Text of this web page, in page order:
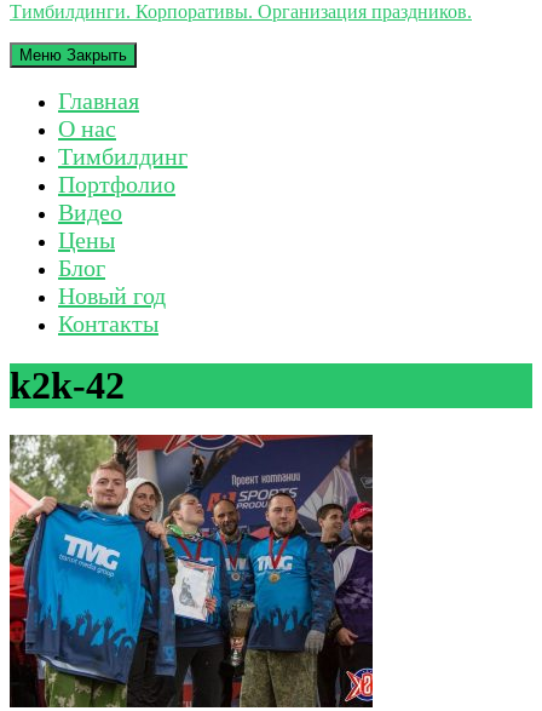
Тимбилдинги. Корпоративы. Организация праздников.
Меню Закрыть
Главная
О нас
Тимбилдинг
Портфолио
Видео
Цены
Блог
Новый год
Контакты
k2k-42